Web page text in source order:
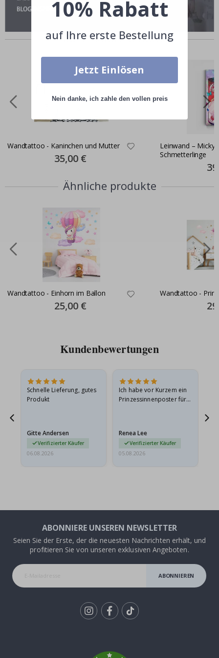
Andere kauften auch
Wandtattoo - Kaninchen und Mutter
Special
Price
35,00 €
Leinwand –
Schmetterlinge
Ähnliche produkte
Wandtattoo - Einhorn im Ballon
Special
Price
25,00 €
Wandtattoo -
Kundenbewertungen
Schnelle Lieferung, gutes
Produkt
Gitte Andersen
Verifizierter Käufer
06.08.2026
Ich habe vor Kurzem ein
Prinzessinnenposter für
beschädigt…
Renea Lee
Verifizierter Käufer
05.08.2026
ABONNIERE UNSEREN NEWSLETTER
Seien Sie der Erste, der die neuesten Nachrichten erhält, und
profitieren Sie von unseren exklusiven Angeboten.
ABONNIEREN
10% Rabatt
auf Ihre erste Bestellung
Jetzt Einlösen
Nein danke, ich zahle den vollen preis